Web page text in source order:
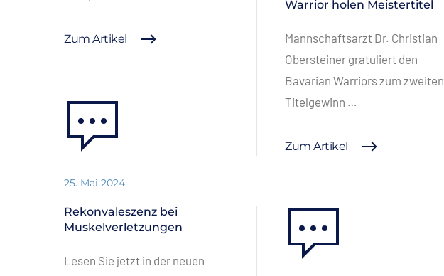
Zum Artikel
Warrior holen Meistertitel
Mannschaftsarzt Dr. Christian
Obersteiner gratuliert den
Bavarian Warriors zum zweiten
Titelgewinn …
Zum Artikel
25. Mai 2024
Rekonvaleszenz bei
Muskelverletzungen
Lesen Sie jetzt in der neuen